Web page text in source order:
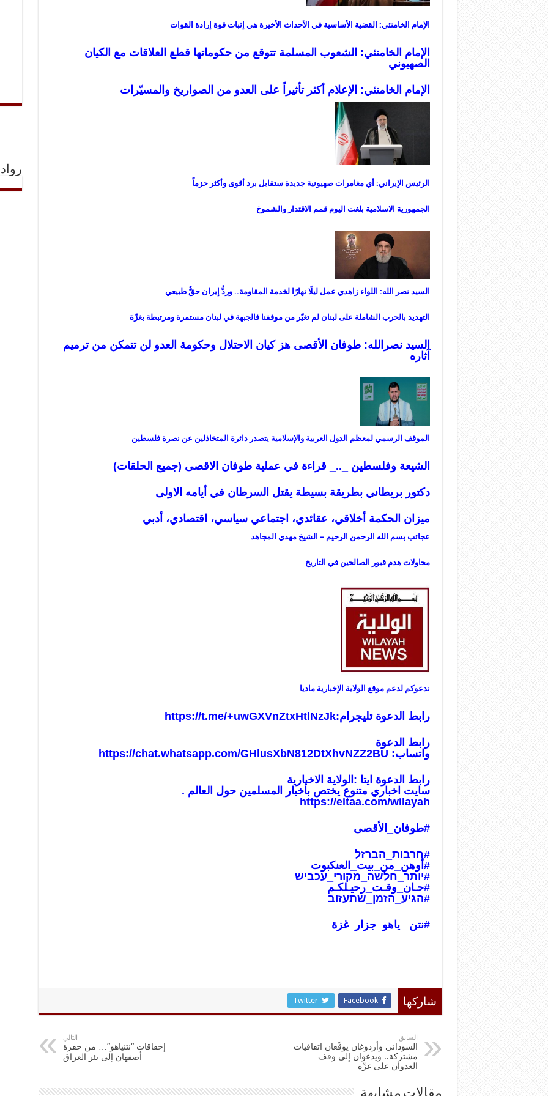
الإمام الخامنئي: القضية الأساسية في الأحداث الأخيرة هي إثبات قوة إرادة القوات
الإمام الخامنئي: الشعوب المسلمة تتوقع من حكوماتها قطع العلاقات مع الكيان
الصهيوني
الإمام الخامنئي: الإعلام أكثر تأثيراً على العدو من الصواريخ والمسيّرات
الرئيس الإيراني: أي مغامرات صهيونية جديدة ستقابل برد أقوى وأكثر حزماً
الجمهورية الاسلامية بلغت اليوم قمم الاقتدار والشموخ
السيد نصر الله: اللواء زاهدي عمل ليلًا نهارًا لخدمة المقاومة.. وردُّ إيران حقٌّ طبيعي
التهديد بالحرب الشاملة على لبنان لم تغيّر من موقفنا فالجبهة في لبنان مستمرة ومرتبطة بغزّة
السيد نصرالله: طوفان الأقصى هز كيان الاحتلال وحكومة العدو لن تتمكن من ترميم
آثاره
الموقف الرسمي لمعظم الدول العربية والإسلامية يتصدر دائرة المتخاذلين عن نصرة فلسطين
الشيعة وفلسطين _.._ قراءة في عملية طوفان الاقصى (جميع الحلقات)
دكتور بريطاني بطريقة بسيطة يقتل السرطان في أيامه الاولى
ميزان الحكمة أخلاقي، عقائدي، اجتماعي سياسي، اقتصادي، أدبي
عجائب بسم الله الرحمن الرحيم – الشيخ مهدي المجاهد
محاولات هدم قبور الصالحين في التاريخ
ندعوكم لدعم موقع الولاية الإخبارية ماديا
رابط الدعوة تليجرام:https://t.me/+uwGXVnZtxHtlNzJk
رابط الدعوة
واتساب: https://chat.whatsapp.com/GHlusXbN812DtXhvNZZ2BU
رابط الدعوة ايتا :الولاية الاخبارية
سايت اخباري متنوع يختص بأخبار المسلمين حول العالم .
https://eitaa.com/wilayah
#طوفان_الأقصى
#חרבות_הברזל
#أوهن_من_بيت_العنكبوت
#יותר_חלשה_מקורי_עכביש
#حـان_وقـت_رحيـلكـم
#הגיע_הזמן_שתעזוב
#نتن _ياهو_جزار_غزة
شاركها Facebook
Twitter
السابق
السوداني وأردوغان يوقّعان اتفاقيات
مشتركة.. ويدعوان إلى وقف
العدوان على غزّة
التالي
إخفاقات “نتنياهو”… من حفرة
أصفهان إلى بئر العراق